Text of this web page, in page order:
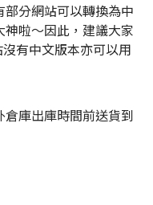
分網站可以轉換為中
啦～因此，建議大家
有中文版本亦可以用
庫出庫時間前送貨到